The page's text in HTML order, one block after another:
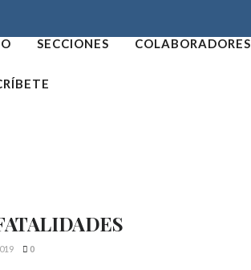
SECCIONES COLABORADORES
0